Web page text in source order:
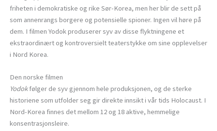
friheten i demokratiske og rike Sør-Korea, men her blir de sett på
som annenrangs borgere og potensielle spioner. Ingen vil høre på
dem. I filmen Yodok produserer syv av disse flyktningene et
ekstraordinært og kontroversielt teaterstykke om sine opplevelser
i Nord Korea.
Den norske filmen
Yodokfølger de syv gjennom hele produksjonen, og de sterke
historiene som utfolder seg gir direkte innsikt i vår tids Holocaust. I
Nord-Korea finnes det mellom 12 og 18 aktive, hemmelige
konsentrasjonsleire.